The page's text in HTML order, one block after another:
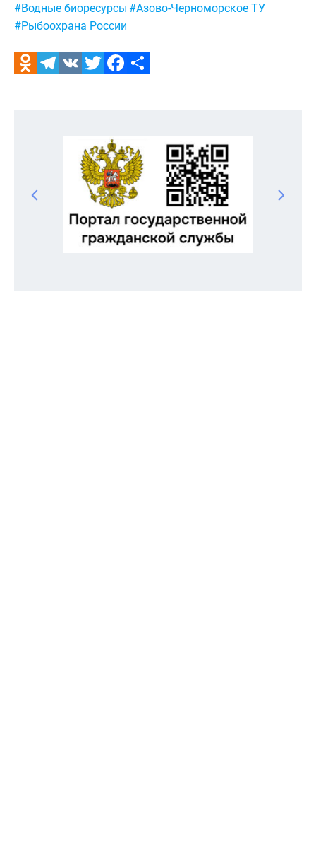
#Водные биоресурсы #Азово-Черноморское ТУ
#Рыбоохрана России